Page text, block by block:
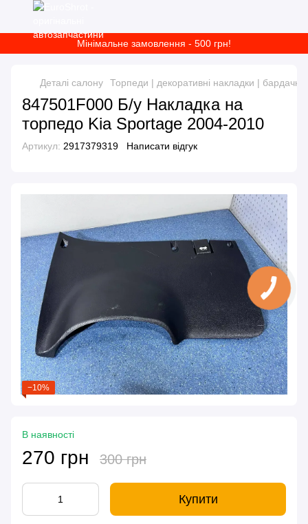
Мінімальне замовлення - 500 грн!
Деталі салону Торпеди | декоративні накладки | бардачки
847501F000 Б/у Накладка на
торпедо Kia Sportage 2004-2010
Артикул: 2917379319 Написати відгук
−10%
В наявності
270 грн 300 грн
Купити